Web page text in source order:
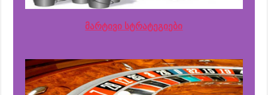
მარტივი სტრატეგიები